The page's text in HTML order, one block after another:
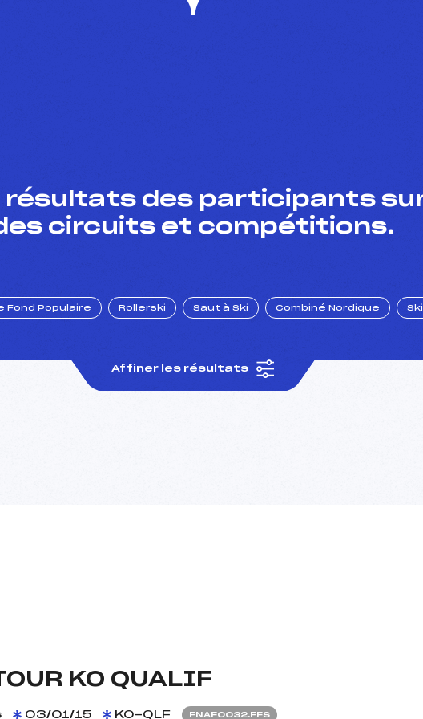
résultats des participants sur
circuits et compétitions.
Fond Populaire Rollerski Saut à Ski Combiné Nordique
Affiner les résultats
KO QUALIF
03/01/15 KO-QLF FNAF0032.FFS